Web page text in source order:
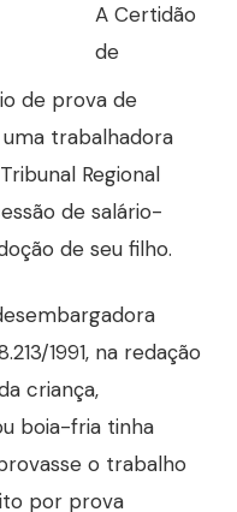
A Certidão
de
de prova de
trabalhadora
Regional
de salário-
de seu filho.
1991, na redação
criança,
boia-fria tinha
o trabalho
por prova